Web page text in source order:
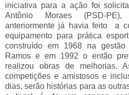
iniciativa para a ação foi
Antônio Moraes (PSD-
anteriormente já havia feito a
equipamento para prática
construído em 1968 na
Ramos e em 1992 o então
realizou obras de melhorias.
competições e amistosos e
dias, serão histórias para as